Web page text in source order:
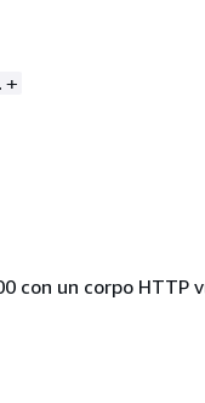
con un corpo HTTP